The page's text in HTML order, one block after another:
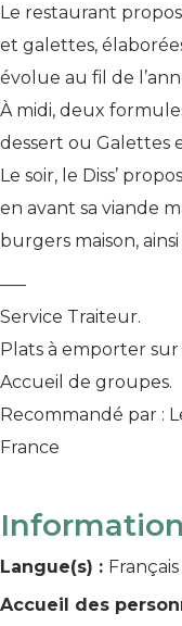
Le restaurant
et galettes,
évolue au fil de
À midi, deux
dessert ou Galettes
Le soir, le Diss’
en avant sa viande
burgers maison,
—–
Service Traiteur.
Plats à emporter
Accueil de groupes.
Recommandé par :
France
Langue(s) : Français
Accueil des